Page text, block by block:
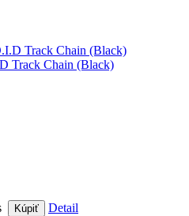
Track Chain (Black)
Detail